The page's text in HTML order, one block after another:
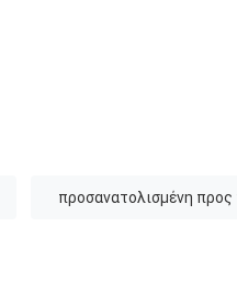
προσανατολισμένη